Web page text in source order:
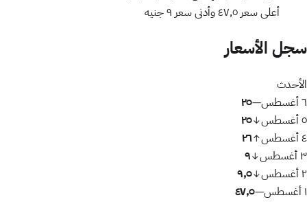
أعلى سعر ٤٧٫٥وأدنى سعر ٩جنيه
سجل الأسعار
الأحدث
٦ أغسطس
—٢٥
٥ أغسطس
↓٢٥
٤ أغسطس
↑٢٦
٣ أغسطس
↓٩
٢ أغسطس
↓٩٫٥
١ أغسطس
—٤٧٫٥